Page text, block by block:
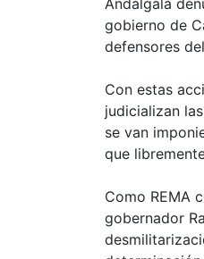
gobierno de
defensores
Con estas
judicializan
se van
que
Como REMA
gobernador